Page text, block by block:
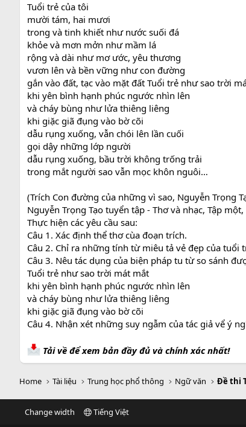
Tuổi trẻ của tôi
mười tám, hai mươi
trong và tinh khiết như nước suối đá
khỏe và mơn mởn như mầm lá
rộng và dài như mơ ước, yêu thương
vươn lên và bền vững như con đường
gắn vào đất, tạc vào mặt đất Tuổi trẻ như sao trời
khi yên bình hạnh phúc ngước nhìn lên
và cháy bùng như lửa thiêng liêng
khi giặc giã đụng vào bờ cõi
dẫu rụng xuống, vẫn chói lên lần cuối
gọi dậy những lớp người
dẫu rụng xuống, bầu trời không trống trải
trong mắt người sao vẫn mọc khôn nguôi…
(Trích Con đường của những vì sao, Nguyễn Trọng
Nguyễn Trọng Tạo tuyển tập - Thơ và nhạc, Tập
Thực hiện các yêu cầu sau:
Câu 1. Xác định thể thơ cùa đoạn trích.
Câu 2. Chỉ ra những tính từ miêu tả vẻ đẹp của tuổi
Câu 3. Nêu tác dụng của biện pháp tu từ so sánh
Tuổi trẻ như sao trời mát mắt
khi yên bình hạnh phúc ngước nhìn lên
và cháy bùng như lửa thiêng liêng
khi giặc giã đụng vào bờ cõi
Câu 4. Nhận xét những suy ngẫm của tác giả vể ý
Tải về để xem bản đầy đủ và chính xác nhất!
Home Tài liệu Trung học phổ thông Ngữ văn Đề thi
Change width Tiếng Việt